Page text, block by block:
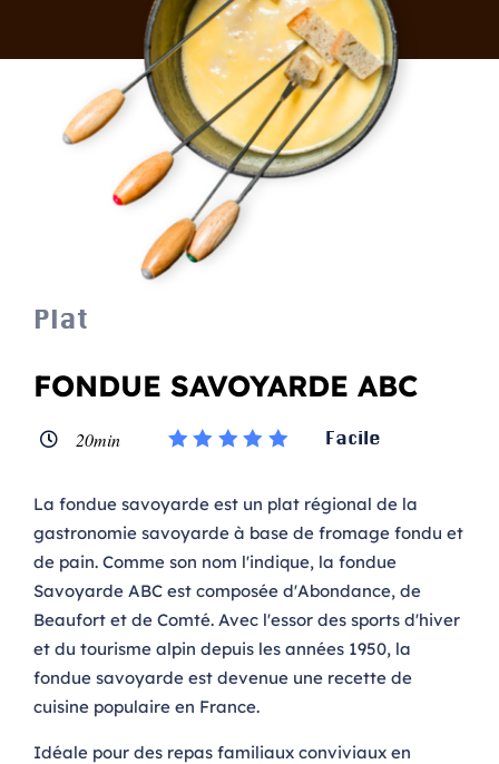
Traiteur Évènementiel
L’Histoire de votre Fromager
Plat
FONDUE SAVOYARDE ABC
20min Facile
La fondue savoyarde est un plat régional de la
gastronomie savoyarde à base de fromage fondu et
de pain. Comme son nom l'indique, la fondue
Savoyarde ABC est composée d'Abondance, de
Beaufort et de Comté. Avec l'essor des sports d'hiver
et du tourisme alpin depuis les années 1950, la
fondue savoyarde est devenue une recette de
cuisine populaire en France.
Idéale pour des repas familiaux conviviaux en